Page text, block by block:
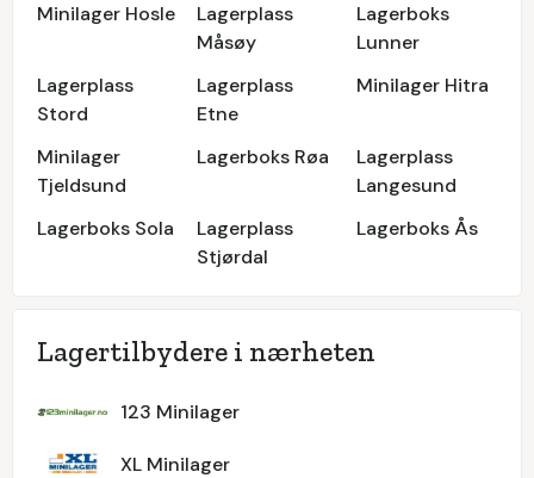
Minilager Hosle
Lagerplass
Måsøy
Lagerboks
Lunner
Lagerplass
Stord
Lagerplass
Etne
Minilager Hitra
Minilager
Tjeldsund
Lagerboks Røa
Lagerplass
Langesund
Lagerboks Sola
Lagerplass
Stjørdal
Lagerboks Ås
Lagertilbydere i nærheten
123 Minilager
XL Minilager